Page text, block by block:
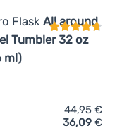
Flask All around
Flask All around
Tumbler 32 oz
ml)
Vergleich
44,95€
36,09 €